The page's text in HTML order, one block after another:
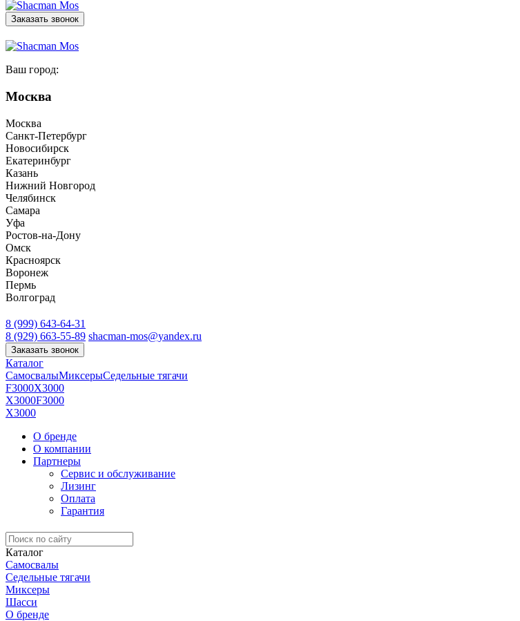
Заказать звонок
Ваш город:
Москва
Москва
Санкт-Петербург
Новосибирск
Екатеринбург
Казань
Нижний Новгород
Челябинск
Самара
Уфа
Ростов-на-Дону
Омск
Красноярск
Воронеж
Пермь
Волгоград
8 (999) 643-64-31
8 (929) 663-55-89 shacman-mos@yandex.ru
Заказать звонок
Каталог
СамосвалыМиксерыСедельные тягачи
F3000X3000
X3000F3000
X3000
О бренде
О компании
Партнеры
Сервис и обслуживание
Лизинг
Оплата
Гарантия
Каталог
Самосвалы
Седельные тягачи
Миксеры
Шасси
О бренде